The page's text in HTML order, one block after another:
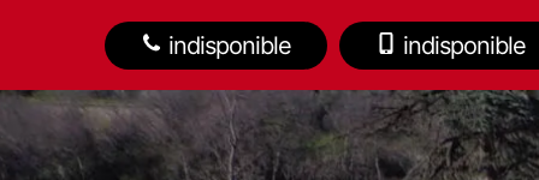
indisponible indisponible